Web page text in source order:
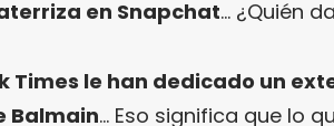
en Snapchat… ¿Quién
Times le han dedicado un
Balmain… Eso significa que lo